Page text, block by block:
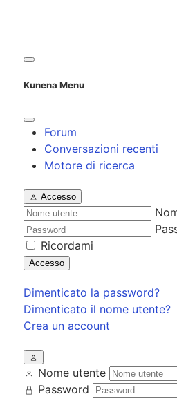
Kunena Menu
Forum
Conversazioni recenti
Motore di ricerca
Accesso
Ricordami
Accesso
Dimenticato la password?
Dimenticato il nome utente?
Crea un account
Nome utente
Password